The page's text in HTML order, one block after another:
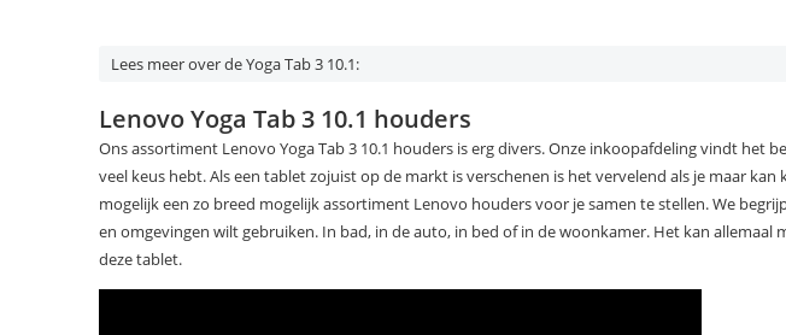
Lees meer over de Yoga Tab 3 10.1:
Lenovo Yoga Tab 3 10.1 houders
Ons assortiment Lenovo Yoga Tab 3 10.1 houders is erg divers. Onze inkoopafdeling vindt het
veel keus hebt. Als een tablet zojuist op de markt is verschenen is het vervelend als je maar
mogelijk een zo breed mogelijk assortiment Lenovo houders voor je samen te stellen. We
en omgevingen wilt gebruiken. In bad, in de auto, in bed of in de woonkamer. Het kan
deze tablet.